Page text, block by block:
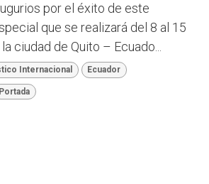
por el éxito de este
que se realizará del 8 al 15
ciudad de Quito – Ecuado...
Internacional Ecuador
Portada